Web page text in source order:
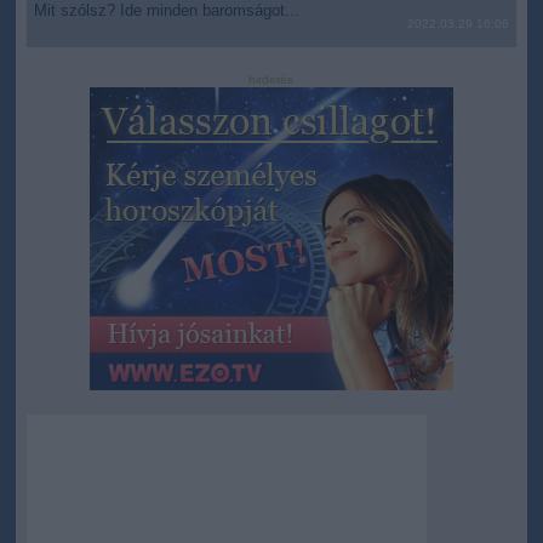
Mit szólsz? Ide minden baromságot...
hirdetés